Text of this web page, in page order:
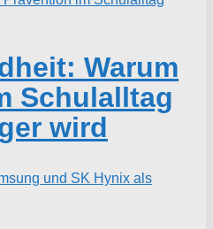
Warum
Schulalltag
wird